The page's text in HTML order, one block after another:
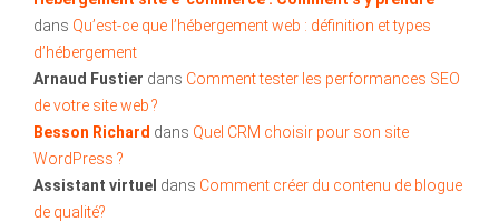
dans Qu’est-ce que l’hébergement web : définition et types
d’hébergement
Arnaud Fustier dans Comment tester les performances SEO
de votre site web ?
Besson Richard dans Quel CRM choisir pour son site
WordPress ?
Assistant virtuel dans Comment créer du contenu de blogue
de qualité?